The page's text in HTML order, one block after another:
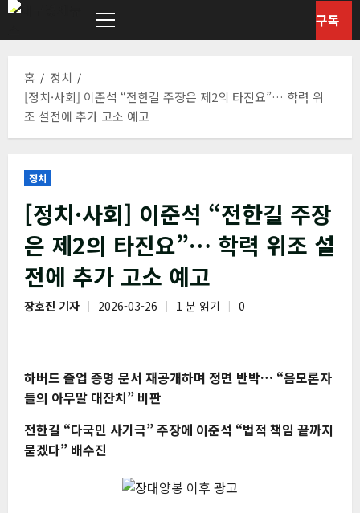
콘
기
구독
홈
정치
[정치·사회] 이준석 “전한길 주장은 제2의 타진요”… 학력 위
조 설전에 추가 고소 예고
정치
[정치·사회] 이준석 “전한길 주장
은 제2의 타진요”… 학력 위조 설
전에 추가 고소 예고
장호진 기자 2026-03-26 1 분 읽기 0
하버드 졸업 증명 문서 재공개하며 정면 반박… “음모론자
들의 아무말 대잔치” 비판
전한길 “다국민 사기극” 주장에 이준석 “법적 책임 끝까지
묻겠다” 배수진